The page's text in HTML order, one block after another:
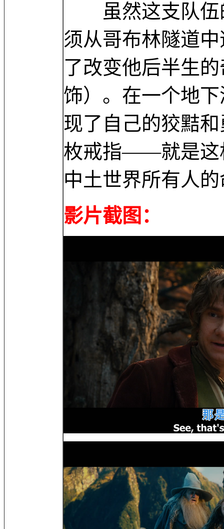
虽然这支队伍
须从哥布林隧道
了改变他后半生
饰）。在一个地
现了自己的狡黠
枚戒指——就是这
中土世界所有人
影片截图：